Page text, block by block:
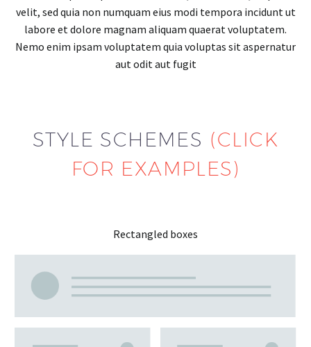
velit, sed quia non numquam eius modi tempora incidunt ut
labore et dolore magnam aliquam quaerat voluptatem.
Nemo enim ipsam voluptatem quia voluptas sit aspernatur
aut odit aut fugit
STYLE SCHEMES (CLICK
FOR EXAMPLES)
Rectangled boxes